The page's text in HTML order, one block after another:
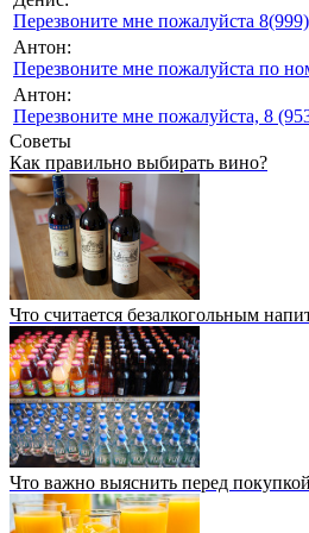
Перезвоните мне пожалуйста
Антон:
Перезвоните мне пожалуйста по
Антон:
Перезвоните мне пожалуйста, 8
Советы
Как правильно выбирать вино?
Что считается безалкогольным
Что важно выяснить перед